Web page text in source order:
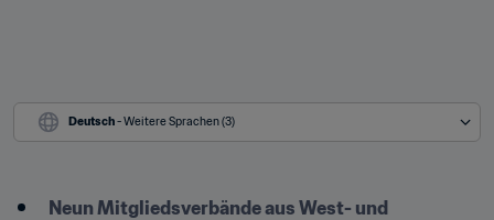
Deutsch - Weitere Sprachen (3)
Neun Mitgliedsverbände aus West- und